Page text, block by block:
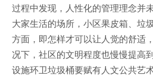
过程中发现，人性化的管理理念并
大家生活的场所，小区果皮箱、垃
方面，即怎样才可以让人觉的舒适
况下，社区的文明程度也慢慢提高
设施环卫垃圾桶要赋有人文公共艺